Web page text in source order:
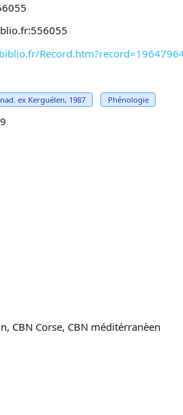
ex Kerguélen, 1987 Phénologie
CBN Corse, CBN méditérranèen